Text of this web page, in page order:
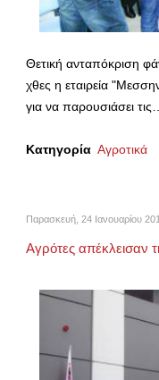
Θετική ανταπόκριση
χθες η εταιρεία
για να παρουσιάσει τις…
Κατηγορία Αγροτικά
Παρασκευή, 24 Ιανουαρίου
Αγρότες απέκλεισαν